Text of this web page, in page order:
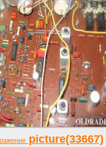
picture(33667)